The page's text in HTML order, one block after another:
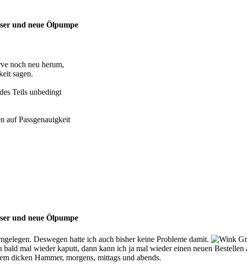
und neue Ölpumpe
noch neu herum,
sagen.
Teils unbedingt
auf Passgenauigkeit
und neue Ölpumpe
Deswegen hatte ich auch bisher keine Probleme damit.
mal wieder kaputt, dann kann ich ja mal wieder einen neuen
dicken Hammer, morgens, mittags und abends.